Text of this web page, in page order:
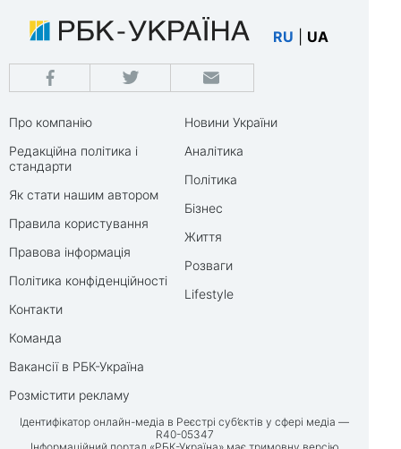
RU UA
Про компанію
Редакційна політика і
стандарти
Як стати нашим автором
Правила користування
Правова інформація
Політика конфіденційності
Контакти
Команда
Вакансії в РБК-Україна
Розмістити рекламу
Новини України
Аналітика
Політика
Бізнес
Життя
Розваги
Lifestyle
Ідентифікатор онлайн-медіа в Реєстрі суб’єктів у сфері медіа —
R40-05347